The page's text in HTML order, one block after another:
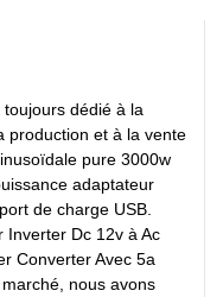
dédié à la
production et à la vente
pure 3000w
adaptateur
de charge USB.
Inverter Dc 12v à Ac
Converter Avec 5a
nous avons